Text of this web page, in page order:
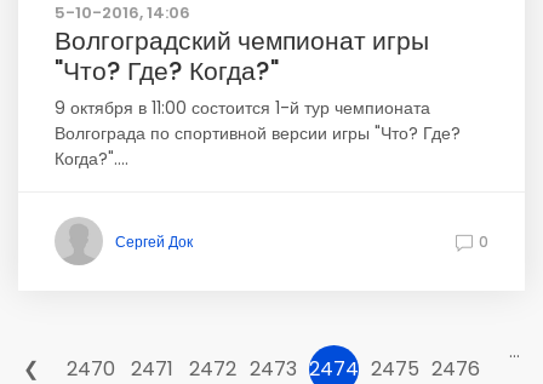
5-10-2016, 14:06
Волгоградский чемпионат игры
"Что? Где? Когда?"
9 октября в 11:00 состоится 1-й тур чемпионата
Волгограда по спортивной версии игры "Что? Где?
Когда?"....
Сергей Док 0
❮ 2470 2471 2472 2473 2474 2475 2476
...